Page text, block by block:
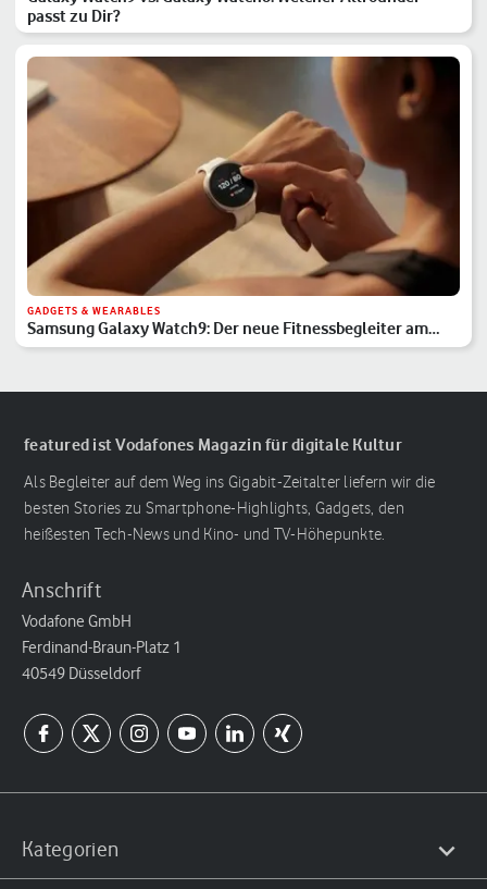
passt zu Dir?
GADGETS & WEARABLES
Samsung Galaxy Watch9: Der neue Fitnessbegleiter am
Handgelenk
featured ist Vodafones Magazin für digitale Kultur
Als Begleiter auf dem Weg ins Gigabit-Zeitalter liefern wir die
besten Stories zu Smartphone-Highlights, Gadgets, den
heißesten Tech-News und Kino- und TV-Höhepunkte.
Anschrift
Vodafone GmbH
Ferdinand-Braun-Platz 1
40549 Düsseldorf
Kategorien